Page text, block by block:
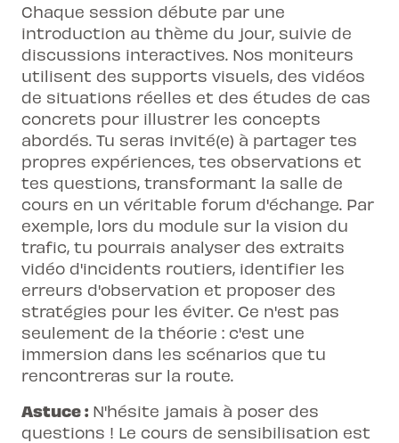
Chaque session débute par une
introduction au thème du jour, suivie de
discussions interactives. Nos moniteurs
utilisent des supports visuels, des vidéos
de situations réelles et des études de cas
concrets pour illustrer les concepts
abordés. Tu seras invité(e) à partager tes
propres expériences, tes observations et
tes questions, transformant la salle de
cours en un véritable forum d'échange. Par
exemple, lors du module sur la vision du
trafic, tu pourrais analyser des extraits
vidéo d'incidents routiers, identifier les
erreurs d'observation et proposer des
stratégies pour les éviter. Ce n'est pas
seulement de la théorie : c'est une
immersion dans les scénarios que tu
rencontreras sur la route.
Astuce : N'hésite jamais à poser des
questions ! Le cours de sensibilisation est